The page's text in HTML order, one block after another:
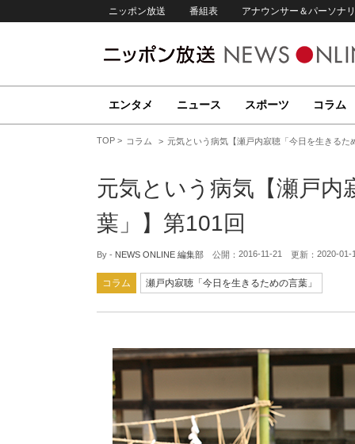
ニッポン放送 番組表 アナウンサー＆パーソナ
エンタメ ニュース スポーツ コラム
TOP コラム 元気という病気【瀬戸内寂聴「今日を生きるた
元気という病気【瀬戸
葉」】第101回
By - NEWS ONLINE 編集部 公開： 2016-11-21 更新： 2020-01-
コラム 瀬戸内寂聴「今日を生きるための言葉」